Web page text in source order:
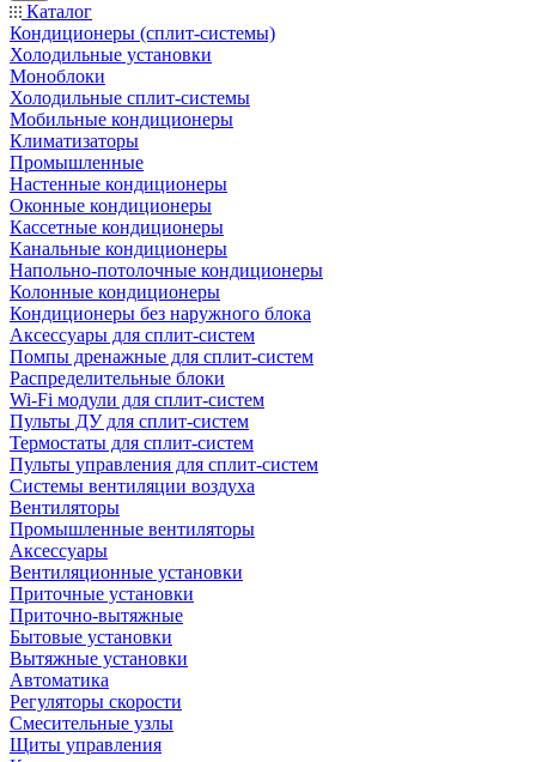
Каталог
Кондиционеры (сплит-системы)
Холодильные установки
Моноблоки
Холодильные сплит-системы
Мобильные кондиционеры
Климатизаторы
Промышленные
Настенные кондиционеры
Оконные кондиционеры
Кассетные кондиционеры
Канальные кондиционеры
Напольно-потолочные кондиционеры
Колонные кондиционеры
Кондиционеры без наружного блока
Аксессуары для сплит-систем
Помпы дренажные для сплит-систем
Распределительные блоки
Wi-Fi модули для сплит-систем
Пульты ДУ для сплит-систем
Термостаты для сплит-систем
Пульты управления для сплит-систем
Системы вентиляции воздуха
Вентиляторы
Промышленные вентиляторы
Аксессуары
Вентиляционные установки
Приточные установки
Приточно-вытяжные
Бытовые установки
Вытяжные установки
Автоматика
Регуляторы скорости
Смесительные узлы
Щиты управления